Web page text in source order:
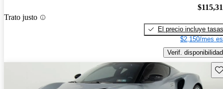
Trato justo
El precio incluye tasas
$2,150/mes
Verif. disponibilidad